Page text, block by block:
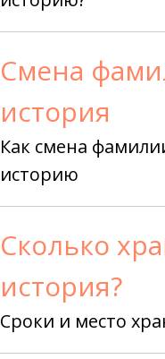
Смена
история
Как смена
историю
Сколько
история?
Сроки и место